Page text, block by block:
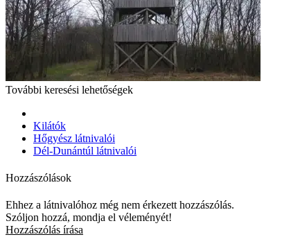
További keresési lehetőségek
Kilátók
Hőgyész látnivalói
Dél-Dunántúl látnivalói
Hozzászólások
Ehhez a látnivalóhoz még nem érkezett hozzászólás.
Szóljon hozzá, mondja el véleményét!
Hozzászólás írása